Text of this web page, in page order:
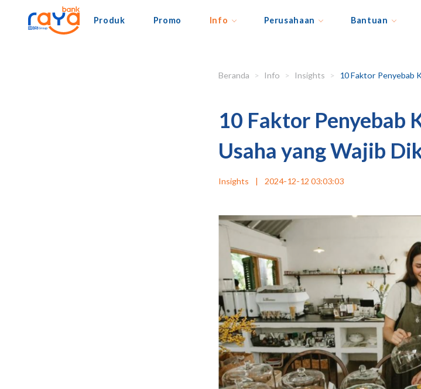
Produk Promo Info Perusahaan Bantuan
Beranda Info Insights 10 Faktor Penyebab
10 Faktor Penyebab
Usaha yang Wajib
Insights | 2024-12-12 03:03:03